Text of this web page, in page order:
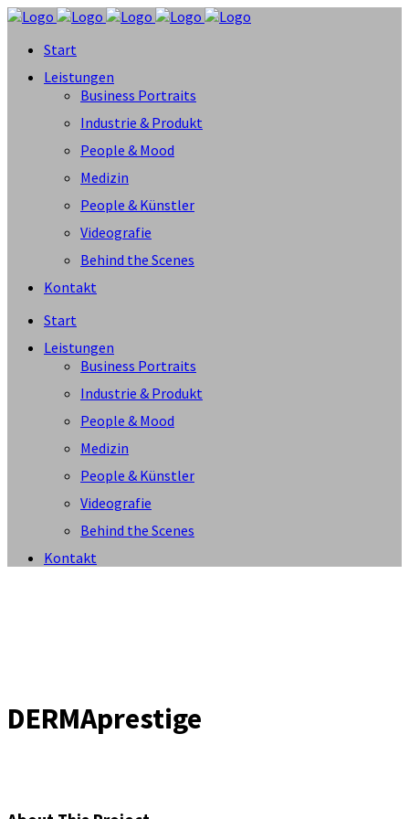
Start
Leistungen
Business Portraits
Industrie & Produkt
People & Mood
Medizin
People & Künstler
Videografie
Behind the Scenes
Kontakt
Start
Leistungen
Business Portraits
Industrie & Produkt
People & Mood
Medizin
People & Künstler
Videografie
Behind the Scenes
Kontakt
DERMAprestige